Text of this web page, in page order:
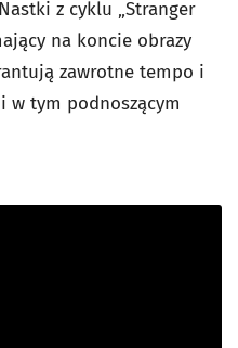
z cyklu „Stranger
na koncie obrazy
zawrotne tempo i
w tym podnoszącym